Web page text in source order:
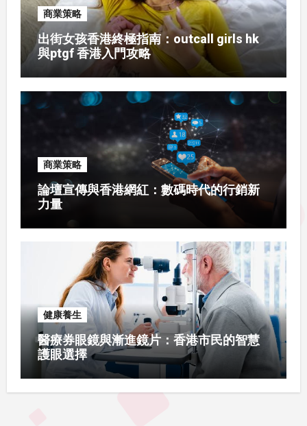
商業策略
出街女孩香港終極指南：outcall girls hk
與ptgf 香港入門攻略
商業策略
論壇宣傳與香港網紅：數碼時代的行銷新
力量
健康養生
醫療券眼鏡與漸進鏡片：香港市民的智慧
護眼選擇